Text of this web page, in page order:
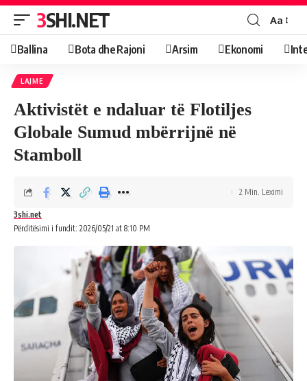
3SHI.NET Aa
Ballina Bota dhe Rajoni Arsim Ekonomi
LAJME
Aktivistët e ndaluar të Flotiljes
Globale Sumud mbërrijnë në
Stamboll
Përditësimi i fundit: 2026/05/21 at 8:10 PM
3shi.net
2 Min. Leximi